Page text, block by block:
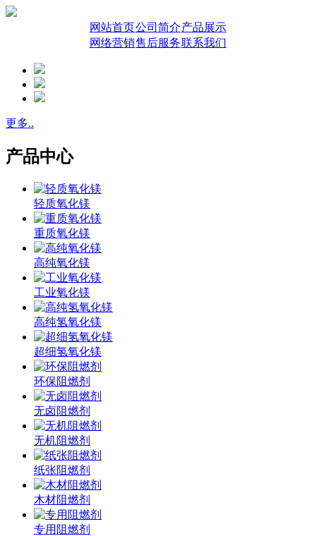
网站首页公司简介产品展示
网络营销售后服务联系我们
更多..
产品中心
轻质氧化镁
重质氧化镁
高纯氧化镁
工业氧化镁
高纯氢氧化镁
超细氢氧化镁
环保阻燃剂
无卤阻燃剂
无机阻燃剂
纸张阻燃剂
木材阻燃剂
专用阻燃剂